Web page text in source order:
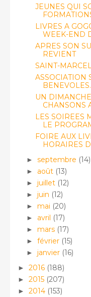
JEUNES QUI
LIVRES A
WEEK-END
APRES SON
REVIENT
SAINT-
ASSOCIATION
UN
CHANSONS
LES SOIREES
LE
FOIRE AUX
HORAIRES
► septembre (14)
► août (13)
► juillet (12)
► juin (12)
► mai (20)
► avril (17)
► mars (17)
► février (15)
► janvier (16)
► 2016 (188)
► 2015 (207)
► 2014 (153)